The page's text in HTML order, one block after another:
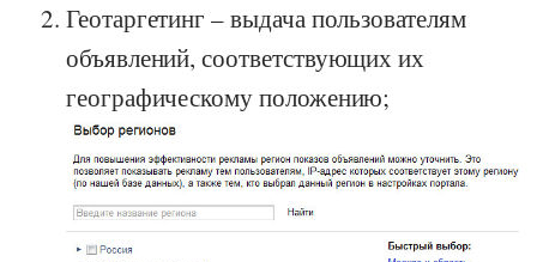
Геотаргетинг – выдача пользователям
объявлений, соответствующих их
географическому положению;